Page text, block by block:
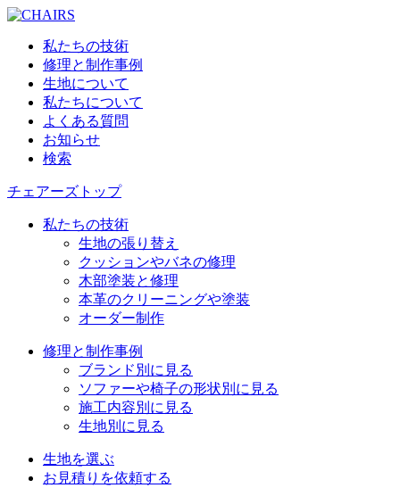
私たちの技術
修理と制作事例
生地について
私たちについて
よくある質問
お知らせ
検索
チェアーズトップ
私たちの技術
生地の張り替え
クッションやバネの修理
木部塗装と修理
本革のクリーニングや塗装
オーダー制作
修理と制作事例
ブランド別に見る
ソファーや椅子の形状別に見る
施工内容別に見る
生地別に見る
生地を選ぶ
お見積りを依頼する